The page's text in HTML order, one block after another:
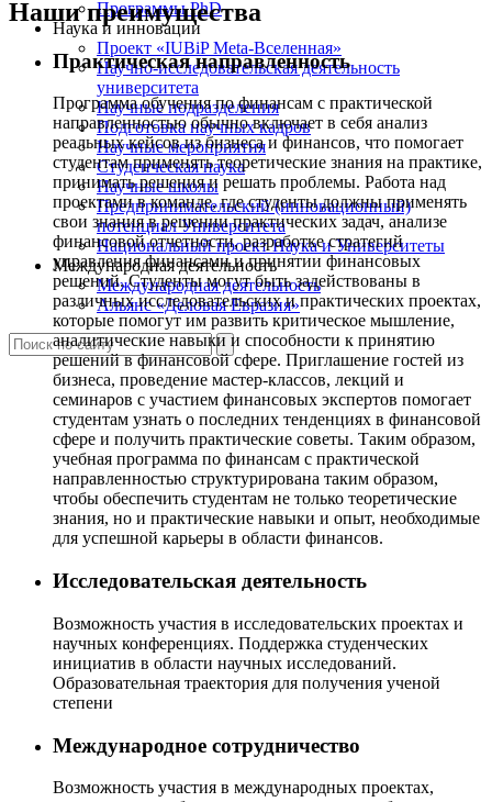
Программы PhD
Наука и инновации
Проект «IUBiP Meta-Вселенная»
Научно-исследовательская деятельность
университета
Научные подразделения
Подготовка научных кадров
Научные мероприятия
Студенческая наука
Научные школы
Предпринимательский (инновационный)
потенциал Университета
Национальный проект Наука и Университеты
Международная деятельность
Международная деятельность
Альянс «Деловая Евразия»
Наши преимущества
Практическая направленность
Программа обучения по финансам с практической
направленностью обычно включает в себя анализ
реальных кейсов из бизнеса и финансов, что помогает
студентам применять теоретические знания на практике,
принимать решения и решать проблемы. Работа над
проектами в команде, где студенты должны применять
свои знания в решении практических задач, анализе
финансовой отчетности, разработке стратегий
управления финансами и принятии финансовых
решений. Студенты могут быть задействованы в
различных исследовательских и практических проектах,
которые помогут им развить критическое мышление,
аналитические навыки и способности к принятию
решений в финансовой сфере. Приглашение гостей из
бизнеса, проведение мастер-классов, лекций и
семинаров с участием финансовых экспертов помогает
студентам узнать о последних тенденциях в финансовой
сфере и получить практические советы. Таким образом,
учебная программа по финансам с практической
направленностью структурирована таким образом,
чтобы обеспечить студентам не только теоретические
знания, но и практические навыки и опыт, необходимые
для успешной карьеры в области финансов.
Исследовательская деятельность
Возможность участия в исследовательских проектах и
научных конференциях. Поддержка студенческих
инициатив в области научных исследований.
Образовательная траектория для получения ученой
степени
Международное сотрудничество
Возможность участия в международных проектах,